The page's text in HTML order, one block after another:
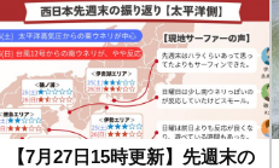
【7月27日15時更新】先週末の